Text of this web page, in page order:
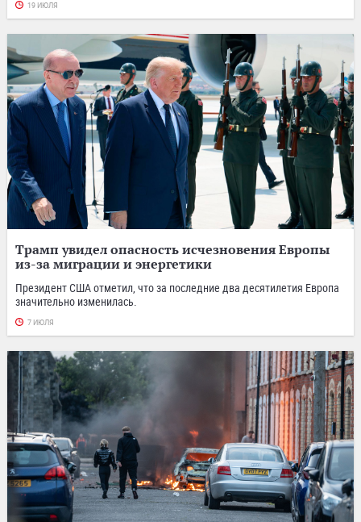
19 ИЮЛЯ
Трамп увидел опасность исчезновения Европы
из-за миграции и энергетики
Президент США отметил, что за последние два десятилетия Европа
значительно изменилась.
7 ИЮЛЯ